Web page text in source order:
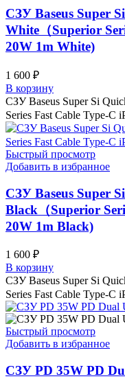
СЗУ Baseus Super
White（Superior
20W 1m White)
1 600 ₽
В корзину
СЗУ Baseus Super Si
Series Fast Cable Type-C
Быстрый просмотр
Добавить в избранное
СЗУ Baseus Super
Black（Superior
20W 1m Black)
1 600 ₽
В корзину
СЗУ Baseus Super Si
Series Fast Cable Type-C
Быстрый просмотр
Добавить в избранное
СЗУ PD 35W PD